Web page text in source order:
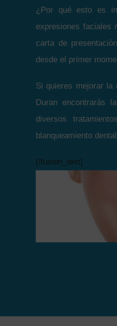
¿Por qué esto es
expresiones faciales
carta de
desde el primer
Si quieres mejorar la
Duran encontrarás
diversos
blanqueamiento
[/fusion_text]